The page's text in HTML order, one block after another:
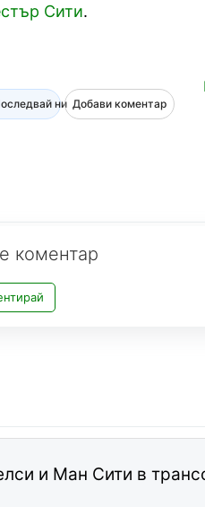
Сити.
ни Добави коментар
коментар
и Ман Сити в